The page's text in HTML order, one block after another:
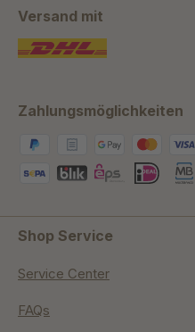
Versand mit
Zahlungsmöglichkeiten
Shop Service
Service Center
FAQs